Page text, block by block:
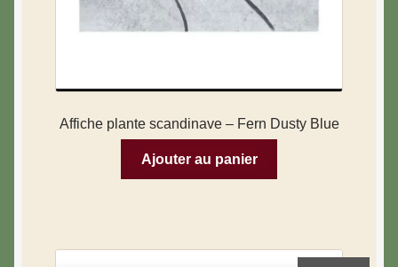
Affiche plante scandinave – Fern Dusty Blue
Ajouter au panier